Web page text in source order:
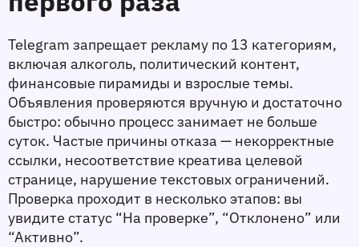
Telegram запрещает рекламу по 13 категориям,
включая алкоголь, политический контент,
финансовые пирамиды и взрослые темы.
Объявления проверяются вручную и достаточно
быстро: обычно процесс занимает не больше
суток. Частые причины отказа — некорректные
ссылки, несоответствие креатива целевой
странице, нарушение текстовых ограничений.
Проверка проходит в несколько этапов: вы
увидите статус “На проверке”, “Отклонено” или
“Активно”.